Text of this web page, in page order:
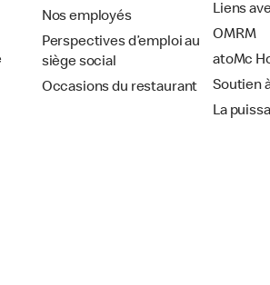
Nos employés
Perspectives d’emploi au
siège social
Occasions du restaurant
Liens
OMRM
atoMc
Soutien
La